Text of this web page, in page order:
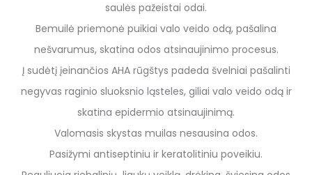
saulės pažeistai odai.
Bemuilė priemonė puikiai valo veido odą, pašalina
nešvarumus, skatina odos atsinaujinimo procesus.
Į sudėtį įeinančios AHA rūgštys padeda švelniai pašalinti
negyvas raginio sluoksnio ląsteles, giliai valo veido odą ir
skatina epidermio atsinaujinimą.
Valomasis skystas muilas nesausina odos.
Pasižymi antiseptiniu ir keratolitiniu poveikiu.